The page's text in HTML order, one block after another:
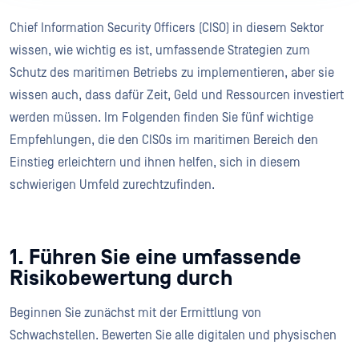
Chief Information Security Officers (CISO) in diesem Sektor
wissen, wie wichtig es ist, umfassende Strategien zum
Schutz des maritimen Betriebs zu implementieren, aber sie
wissen auch, dass dafür Zeit, Geld und Ressourcen investiert
werden müssen. Im Folgenden finden Sie fünf wichtige
Empfehlungen, die den CISOs im maritimen Bereich den
Einstieg erleichtern und ihnen helfen, sich in diesem
schwierigen Umfeld zurechtzufinden.
1. Führen Sie eine umfassende
Risikobewertung durch
Beginnen Sie zunächst mit der Ermittlung von
Schwachstellen. Bewerten Sie alle digitalen und physischen